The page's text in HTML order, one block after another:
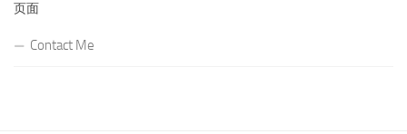
页面
Contact Me